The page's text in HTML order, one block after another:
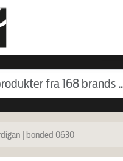
| bonded 0630